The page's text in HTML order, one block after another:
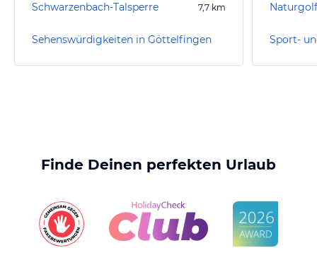
Schwarzenbach-Talsperre 7,7 km
Sehenswürdigkeiten in Göttelfingen
Finde Deinen perfekten Urlaub